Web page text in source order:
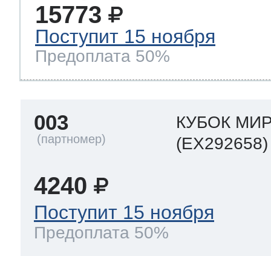
15773
Поступит 15 ноября
Предоплата 50%
003
КУБОК
(EX292658)
4240
Поступит 15 ноября
Предоплата 50%